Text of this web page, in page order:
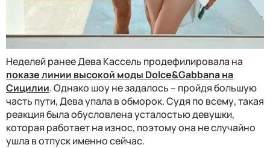
Неделей ранее Дева Кассель продефилировала на
показе линии высокой моды Dolce&Gabbana на
Сицилии. Однако шоу не задалось – пройдя большую
часть пути, Дева упала в обморок. Судя по всему, такая
реакция была обусловлена усталостью девушки,
которая работает на износ, поэтому она не случайно
ушла в отпуск именно сейчас.